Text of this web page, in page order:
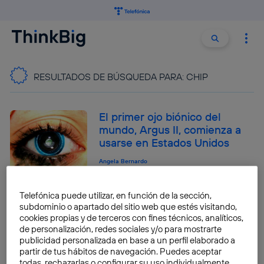
Buscar
RESULTADOS DE BÚSQUEDA PARA: CHIP
El primer ojo biónico del
mundo, Argus II, comienza a
usarse en Estados Unidos
Angela Bernardo
Aprender a programar es el
futuro de la educación
primaria
Pablo G. Bejerano
Telefónica puede utilizar, en función de la sección,
subdominio o apartado del sitio web que estés visitando,
cookies propias y de terceros con fines técnicos, analíticos,
de personalización, redes sociales y/o para mostrarte
publicidad personalizada en base a un perfil elaborado a
partir de tus hábitos de navegación. Puedes aceptar